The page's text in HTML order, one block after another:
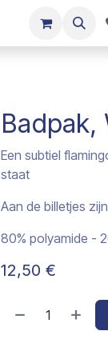
Badpak,
Een subtiel
staat
Aan de billetjes
80% polyamide -
12,50 €